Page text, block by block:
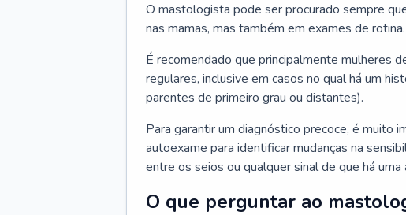
O mastologista pode ser procurado sempre
nas mamas, mas também em exames de rotina.
É recomendado que principalmente mulheres
regulares, inclusive em casos no qual há um
parentes de primeiro grau ou distantes).
Para garantir um diagnóstico precoce, é muito
autoexame para identificar mudanças na
entre os seios ou qualquer sinal de que há uma
O que perguntar ao